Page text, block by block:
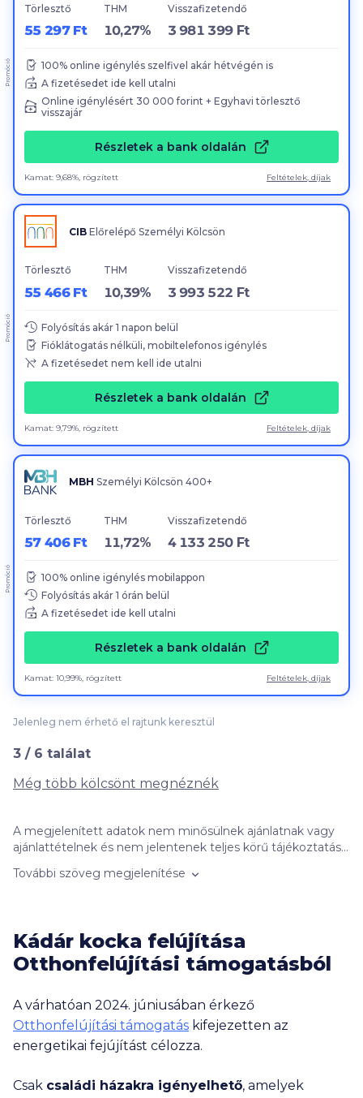
Törlesztő
55 297 Ft
THM
10,27%
Visszafizetendő
3 981 399 Ft
100% online igénylés szelfivel akár hétvégén is
A fizetésedet ide kell utalni
Online igénylésért 30 000forint + Egyhavi törlesztő
visszajár
Részletek a bank oldalán
Kamat: 9,68%, rögzített Feltételek, díjak
Promóció
CIB Előrelépő Személyi Kölcsön
Törlesztő
55 466 Ft
THM
10,39%
Visszafizetendő
3 993 522 Ft
Folyósítás akár 1 napon belül
Fióklátogatás nélküli, mobiltelefonos igénylés
A fizetésedet nem kell ide utalni
Részletek a bank oldalán
Kamat: 9,79%, rögzített Feltételek, díjak
Promóció
MBH Személyi Kölcsön 400+
Törlesztő
57 406 Ft
THM
11,72%
Visszafizetendő
4 133 250 Ft
100% online igénylés mobilappon
Folyósítás akár 1 órán belül
A fizetésedet ide kell utalni
Részletek a bank oldalán
Kamat: 10,99%, rögzített Feltételek, díjak
Promóció
Jelenleg nem érhető el rajtunk keresztül
3 / 6 találat
Még több kölcsönt megnéznék
A megjelenített adatok nem minősülnek ajánlatnak vagy
ajánlattételnek és nem jelentenek teljes körű tájékoztatást,
kötelezettséget nem jelentenek. Felhívjuk figyelmét, hogy
gyakorisága, a bankokkal kötött promóciós szerződés
tartalma (így különösen: a promóciós díj összege, illetve a
megrendelt kattintási szám mennyisége), valamint az
eloszlása miatti egyedi ütemezési célú informatikai
megoldások. A hiteleket csak negatív KHR listán nem
szereplő, és megfelelő jövedelemmel (és adott esetben
aktuálisan meghirdetett kamatokkal történt, amelyeket a
További szöveg megjelenítése
Kádár kocka felújítása
Otthonfelújítási támogatásból
A várhatóan 2024. júniusában érkező
Otthonfelújítási támogatás kifejezetten az
energetikai fejújítást célozza.
Csak családi házakra igényelhető, amelyek